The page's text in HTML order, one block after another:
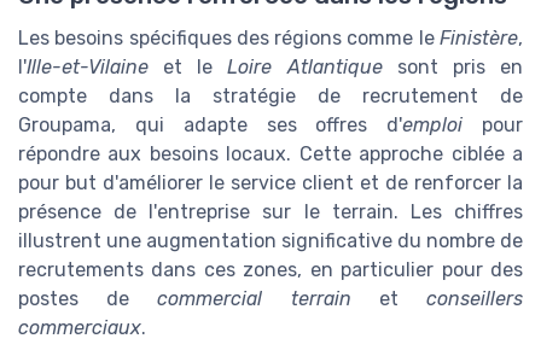
Les besoins spécifiques des régions comme le Finistère,
l'Ille-et-Vilaine et leLoire Atlantiquesont pris en
compte dans la stratégie de recrutement de
Groupama, qui adapte ses offres d'emploi pour
répondre aux besoins locaux. Cette approche ciblée a
pour but d'améliorer le service client et de renforcer la
présence de l'entreprise sur le terrain. Les chiffres
illustrent une augmentation significative du nombre de
recrutements dans ces zones, en particulier pour des
postes decommercial terrain etconseillers
commerciaux.